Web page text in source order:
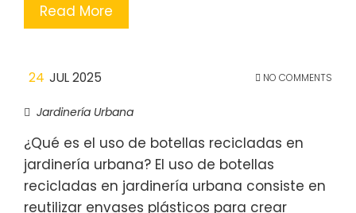
Read More
24 JUL 2025 NO COMMENTS
Jardinería Urbana
¿Qué es el uso de botellas recicladas en
jardinería urbana? El uso de botellas
recicladas en jardinería urbana consiste en
reutilizar envases plásticos para crear